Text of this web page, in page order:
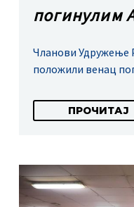
погинулим
Чланови Удружење
положили венац
ПРОЧИТАЈ